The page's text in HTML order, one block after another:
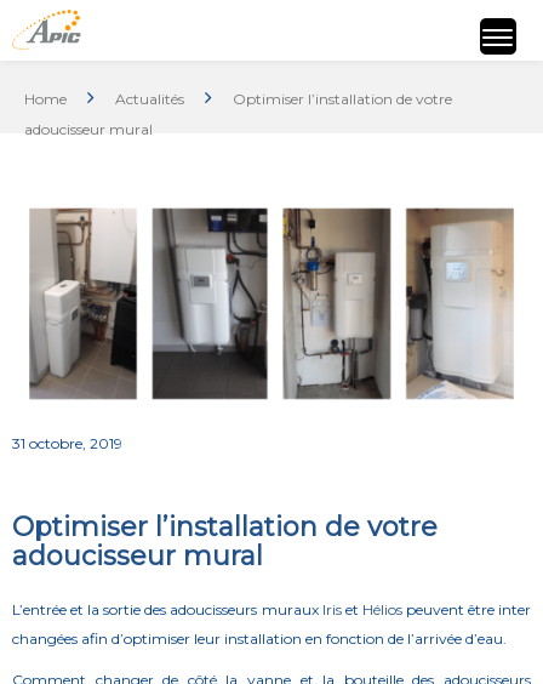
Home Actualités
Optimiser l’installation de votre
adoucisseur mural
31 octobre, 2019
Optimiser l’installation de votre
adoucisseur mural
L’entrée et la sortie des adoucisseurs muraux Iriset Héliospeuvent être inter
changées afin d’optimiser leur installation en fonction de l’arrivée d’eau.
Comment changer de côté la vanne et la bouteille des adoucisseurs